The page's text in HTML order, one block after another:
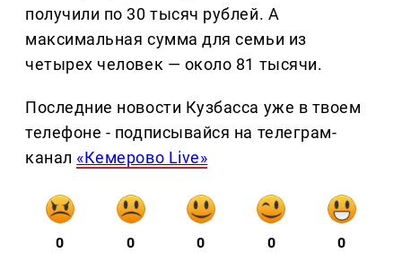
получили по 30 тысяч рублей. А
максимальная сумма для семьи из
четырех человек — около 81 тысячи.
Последние новости Кузбасса уже в твоем
телефоне - подписывайся на телеграм-
канал «Кемерово Live»
0 0 0 0 0